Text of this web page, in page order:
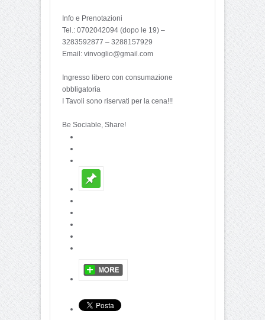
Info e Prenotazioni
Tel.: 0702042094 (dopo le 19) –
3283592877 – 3288157929
Email: vinvoglio@gmail.com
Ingresso libero con consumazione
obbligatoria
I Tavoli sono riservati per la cena!!!
Be Sociable, Share!